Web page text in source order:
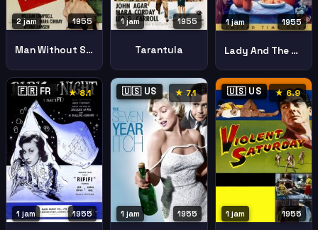
1955
2 jam
Man Without Star
1955
1 jam
Tarantula
1955
1 jam
Lady And The Tramp
🇫🇷 FR ★ 8.1
1955
1 jam
🇺🇸 US ★ 7.1
1955
1 jam
🇺🇸 US ★ 6.9
1955
1 jam